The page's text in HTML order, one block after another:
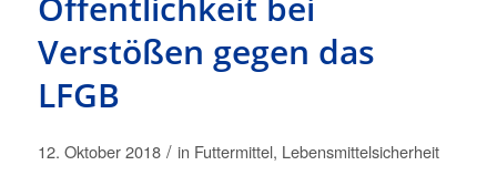
Verstößen gegen das
LFGB
12. Oktober 2018 / in Futtermittel, Lebensmittelsicherheit